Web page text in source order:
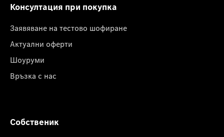
Консултация при покупка
Заявяване на тестово шофиране
Актуални оферти
Шоуруми
Връзка с нас
Собственик